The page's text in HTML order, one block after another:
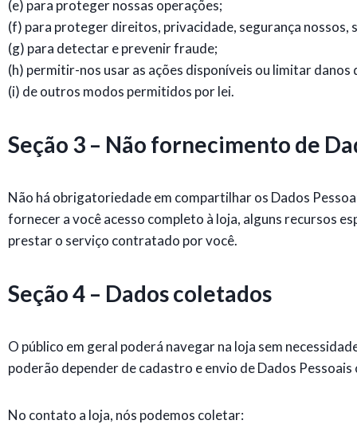
(e) para proteger nossas operações;
(f) para proteger direitos, privacidade, segurança nossos,
(g) para detectar e prevenir fraude;
(h) permitir-nos usar as ações disponíveis ou limitar danos
(i) de outros modos permitidos por lei.
Seção 3 – Não fornecimento de
Não há obrigatoriedade em compartilhar os Dados
fornecer a você acesso completo à loja, alguns recursos
prestar o serviço contratado por você.
Seção 4 – Dados coletados
O público em geral poderá navegar na loja sem
poderão depender de cadastro e envio de Dados
No contato a loja, nós podemos coletar: